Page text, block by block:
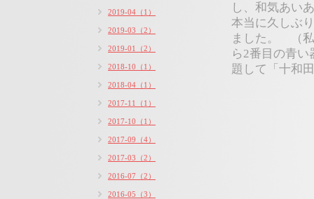
し、和気あい
本当に久しぶ
ました。 （
ら2番目の青
題して「十和
2019-04（1）
2019-03（2）
2019-01（2）
2018-10（1）
2018-04（1）
2017-11（1）
2017-10（1）
2017-09（4）
2017-03（2）
2016-07（2）
2016-05（3）